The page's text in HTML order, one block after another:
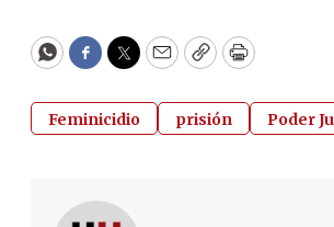
WhatsApp
Facebook
Twitter
EmailCopyPrint
Feminicidio prisión Poder